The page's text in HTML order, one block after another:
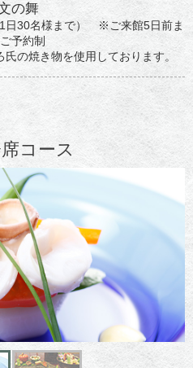
の舞
日30名様まで） ※ご来館5日前ま
予約制
の焼き物を使用しております。
コース